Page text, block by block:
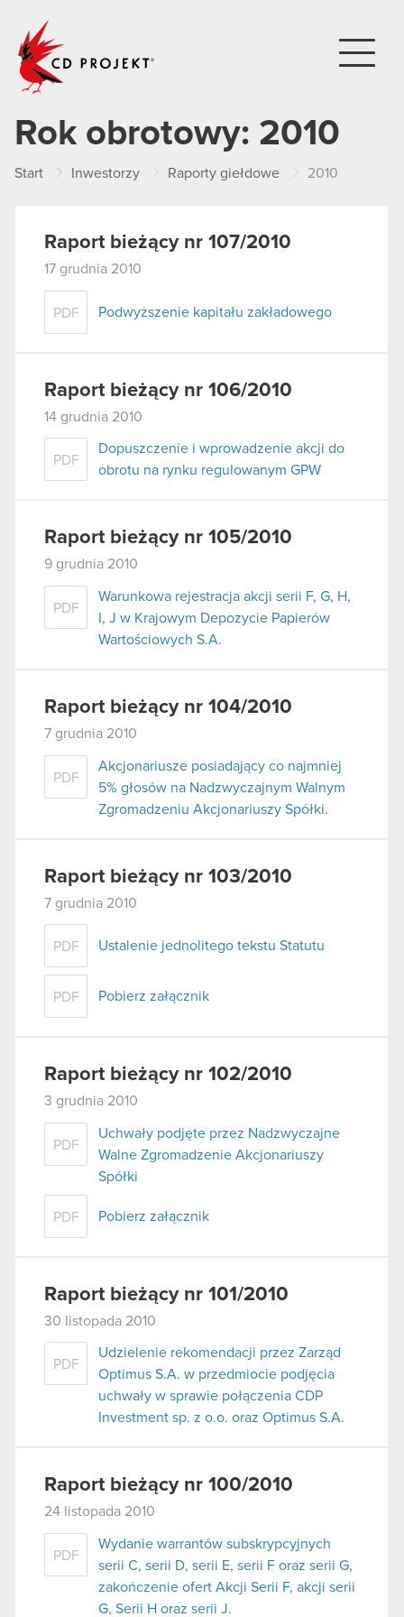
Rok obrotowy: 2010
Start Inwestorzy Raporty giełdowe 2010
Raport bieżący nr 107/2010
17 grudnia 2010
PDF Podwyższenie kapitału zakładowego
Raport bieżący nr 106/2010
14 grudnia 2010
PDF
Dopuszczenie i wprowadzenie akcji do
obrotu na rynku regulowanym GPW
Raport bieżący nr 105/2010
9 grudnia 2010
PDF
Warunkowa rejestracja akcji serii F, G, H,
I, J w Krajowym Depozycie Papierów
Wartościowych S.A.
Raport bieżący nr 104/2010
7 grudnia 2010
PDF
Akcjonariusze posiadający co najmniej
5% głosów na Nadzwyczajnym Walnym
Zgromadzeniu Akcjonariuszy Spółki.
Raport bieżący nr 103/2010
7 grudnia 2010
PDF Ustalenie jednolitego tekstu Statutu
PDF Pobierz załącznik
Raport bieżący nr 102/2010
3 grudnia 2010
PDF
Uchwały podjęte przez Nadzwyczajne
Walne Zgromadzenie Akcjonariuszy
Spółki
PDF Pobierz załącznik
Raport bieżący nr 101/2010
30 listopada 2010
PDF
Udzielenie rekomendacji przez Zarząd
Optimus S.A. w przedmiocie podjęcia
uchwały w sprawie połączenia CDP
Investment sp. z o.o. oraz Optimus S.A.
Raport bieżący nr 100/2010
24 listopada 2010
PDF
Wydanie warrantów subskrypcyjnych
serii C, serii D, serii E, serii F oraz serii G,
zakończenie ofert Akcji Serii F, akcji serii
G, Serii H oraz serii J.